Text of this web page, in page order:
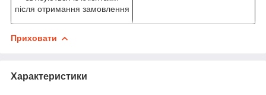
після отримання замовлення
Приховати
Характеристики